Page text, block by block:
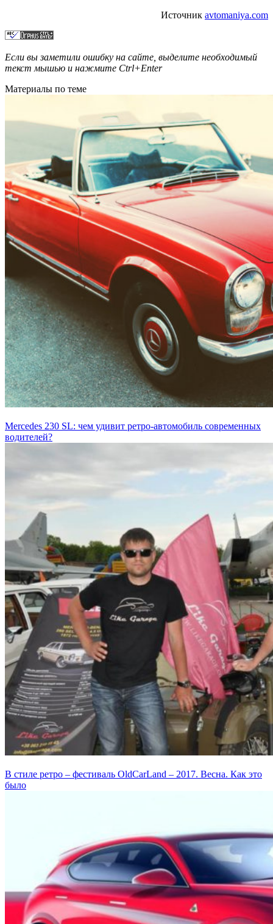
Источник avtomaniya.com
Если вы заметили ошибку на сайте, выделите необходимый
текст мышью и нажмите Ctrl+Enter
Материалы по теме
Mercedes 230 SL: чем удивит ретро-автомобиль современных
водителей?
В стиле ретро – фестиваль OldCarLand – 2017. Весна. Как это
было